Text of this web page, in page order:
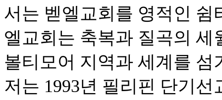
서는 벧엘교회를 영적인 쉼
엘교회는 축복과 질곡의
볼티모어 지역과 세계를
저는 1993년 필리핀 단기